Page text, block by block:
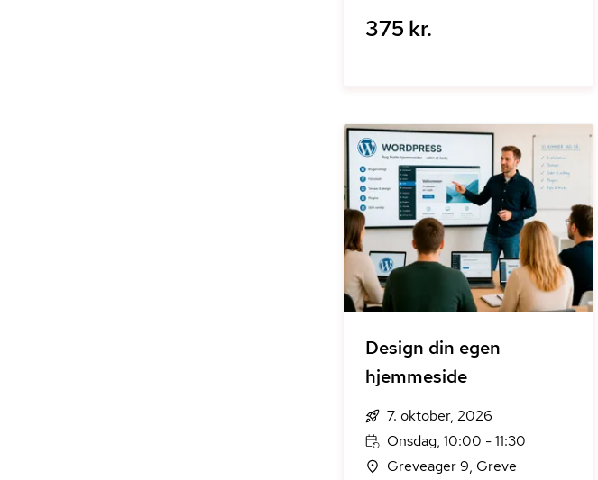
375 kr.
Design din egen
hjemmeside
7. oktober, 2026
Onsdag, 10:00 - 11:30
Greveager 9, Greve